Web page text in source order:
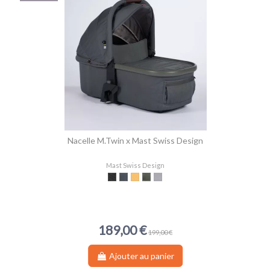
Nacelle M.Twin x Mast Swiss Design
Mast Swiss Design
189,00 € 199,00 €
OnyxDark Grey
LionVolcanic Ash
Koala
Ajouter au panier